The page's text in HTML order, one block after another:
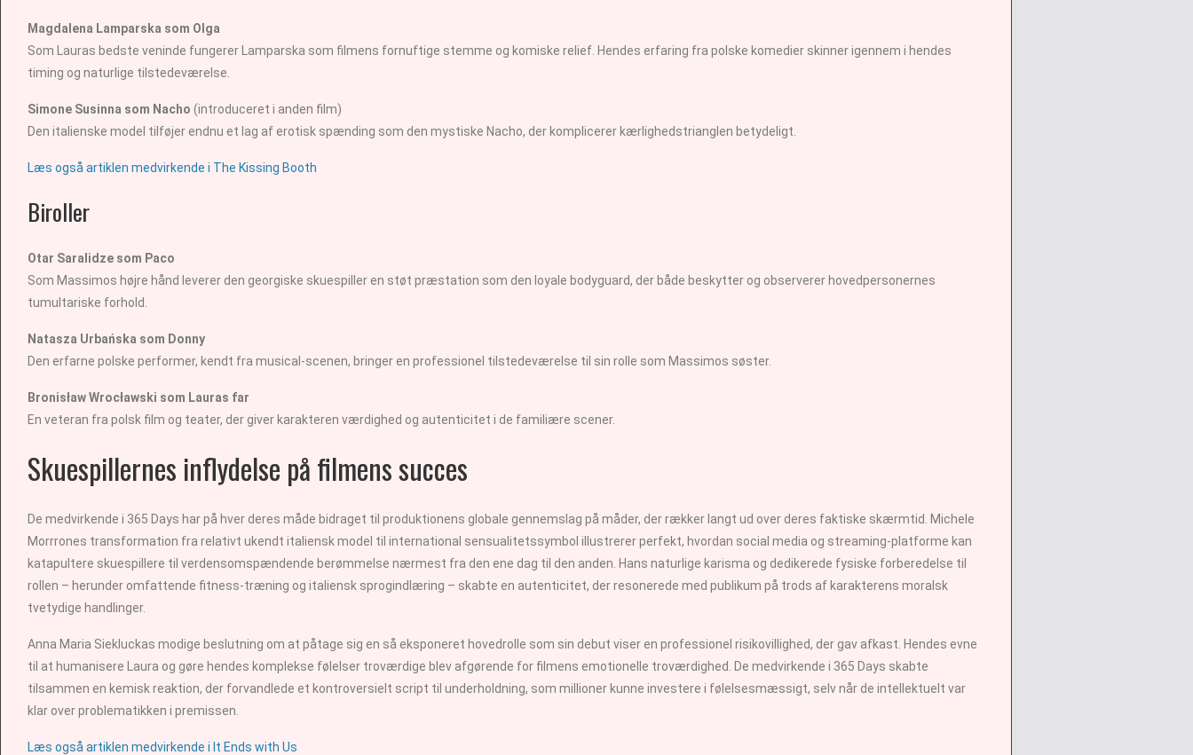
Magdalena Lamparska som Olga
Som Lauras bedste veninde fungerer Lamparska som filmens fornuftige stemme og komiske relief. Hendes erfaring fra polske komedier skinner igennem i hendes
timing og naturlige tilstedeværelse.
Simone Susinna som Nacho (introduceret i anden film)
Den italienske model tilføjer endnu et lag af erotisk spænding som den mystiske Nacho, der komplicerer kærlighedstrianglen betydeligt.
Læs også artiklen medvirkende i The Kissing Booth
Biroller
Otar Saralidze som Paco
Som Massimos højre hånd leverer den georgiske skuespiller en støt præstation som den loyale bodyguard, der både beskytter og observerer hovedpersonernes
tumultariske forhold.
Natasza Urbańska som Donny
Den erfarne polske performer, kendt fra musical-scenen, bringer en professionel tilstedeværelse til sin rolle som Massimos søster.
Bronisław Wrocławski som Lauras far
En veteran fra polsk film og teater, der giver karakteren værdighed og autenticitet i de familiære scener.
Skuespillernes inflydelse på filmens succes
De medvirkende i 365 Days har på hver deres måde bidraget til produktionens globale gennemslag på måder, der rækker langt ud over deres faktiske skærmtid. Michele
Morrrones transformation fra relativt ukendt italiensk model til international sensualitetssymbol illustrerer perfekt, hvordan social media og streaming-platforme kan
katapultere skuespillere til verdensomspændende berømmelse nærmest fra den ene dag til den anden. Hans naturlige karisma og dedikerede fysiske forberedelse til
rollen – herunder omfattende fitness-træning og italiensk sprogindlæring – skabte en autenticitet, der resonerede med publikum på trods af karakterens moralsk
tvetydige handlinger.
Anna Maria Siekluckas modige beslutning om at påtage sig en så eksponeret hovedrolle som sin debut viser en professionel risikovillighed, der gav afkast. Hendes evne
til at humanisere Laura og gøre hendes komplekse følelser troværdige blev afgørende for filmens emotionelle troværdighed. De medvirkende i 365 Days skabte
tilsammen en kemisk reaktion, der forvandlede et kontroversielt script til underholdning, som millioner kunne investere i følelsesmæssigt, selv når de intellektuelt var
klar over problematikken i premissen.
Læs også artiklen medvirkende i It Ends with Us